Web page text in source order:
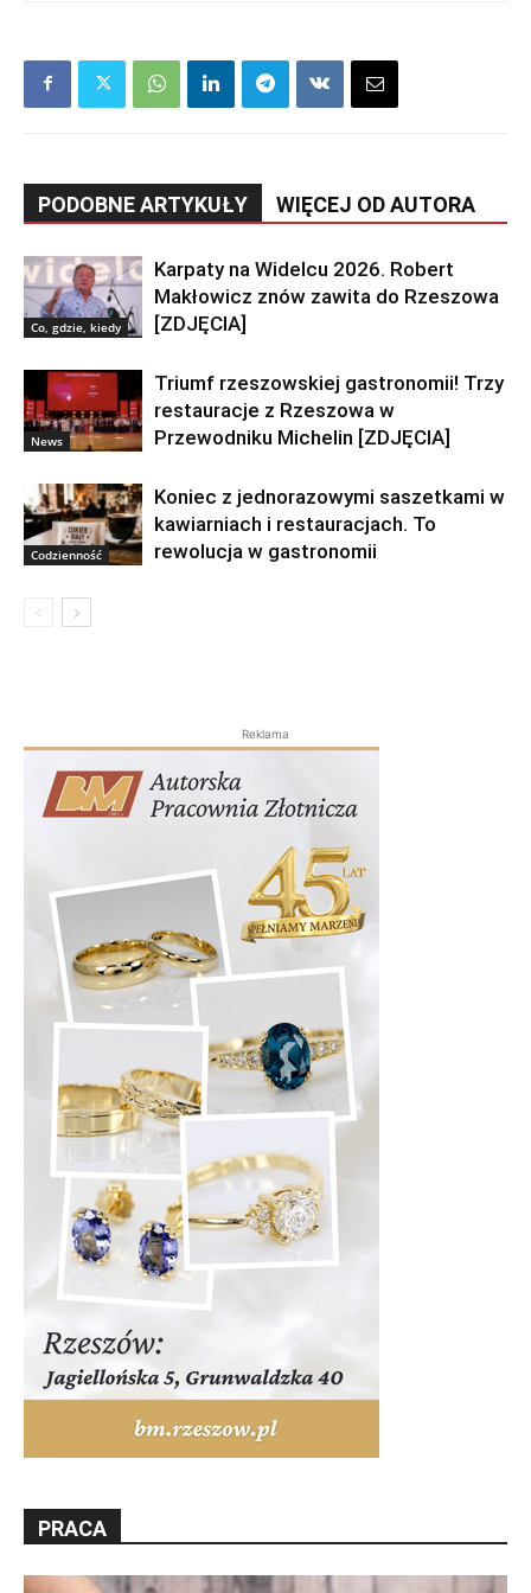
PODOBNE ARTYKUŁY WIĘCEJ OD AUTORA
Co, gdzie, kiedy
Karpaty na Widelcu 2026. Robert
Makłowicz znów zawita do Rzeszowa
[ZDJĘCIA]
News
Triumf rzeszowskiej gastronomii! Trzy
restauracje z Rzeszowa w
Przewodniku Michelin [ZDJĘCIA]
Codzienność
Koniec z jednorazowymi saszetkami w
kawiarniach i restauracjach. To
rewolucja w gastronomii
Reklama
PRACA